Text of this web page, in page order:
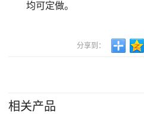
均可定做。
分享到：
相关产品